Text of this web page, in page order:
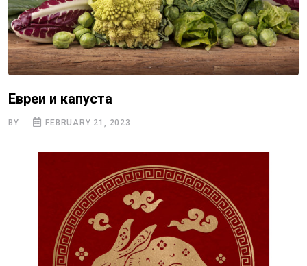
Евреи и капуста
BY FEBRUARY 21, 2023